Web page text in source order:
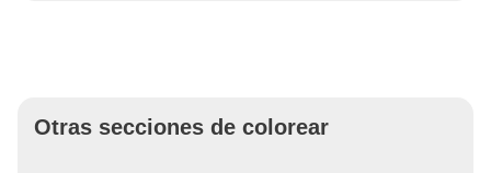
Otras secciones de colorear